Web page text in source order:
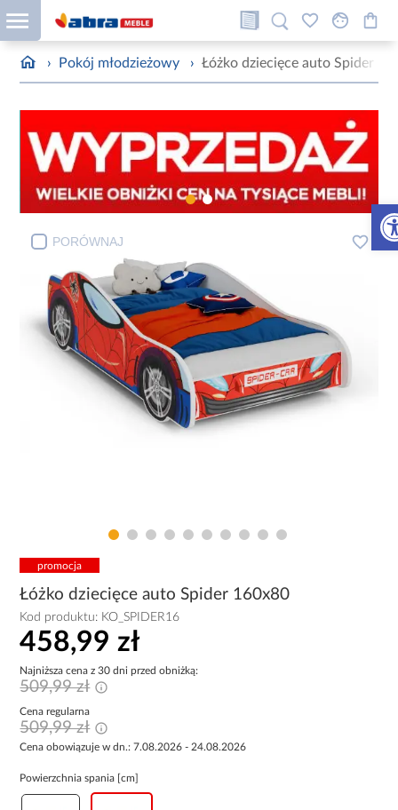
› Pokój młodzieżowy › Łóżko dziecięce auto Spider
PORÓWNAJ
promocja
Łóżko dziecięce auto Spider 160x80
Kod produktu: KO_SPIDER16
458,99 zł
Najniższa cena z 30 dni przed obniżką:
509,99 zł
Cena regularna
509,99 zł
Cena obowiązuje w dn.: 7.08.2026 - 24.08.2026
Powierzchnia spania [cm]